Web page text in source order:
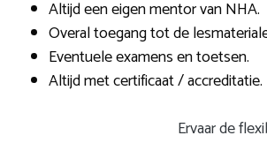
Altijd een eigen mentor van NHA.
Overal toegang tot de
Eventuele examens en toetsen.
Altijd met certificaat / accreditatie.
Ervaar de